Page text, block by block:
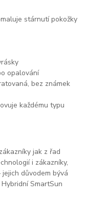
stárnutí pokožky
opalování
bez známek
každému typu
jak z řad
i zákazníky,
důvodem bývá
SmartSun